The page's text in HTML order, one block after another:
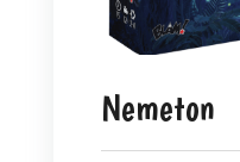
Nemeton